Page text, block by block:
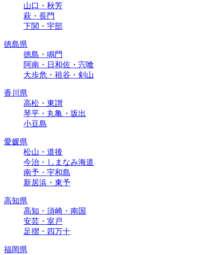
山口・秋芳
萩・長門
下関・宇部
徳島県
徳島・鳴門
阿南・日和佐・宍喰
大歩危・祖谷・剣山
香川県
高松・東讃
琴平・丸亀・坂出
小豆島
愛媛県
松山・道後
今治・しまなみ海道
南予・宇和島
新居浜・東予
高知県
高知・須崎・南国
安芸・室戸
足摺・四万十
福岡県